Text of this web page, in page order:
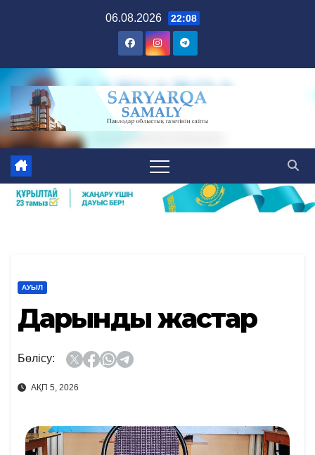
06.08.2026 22:08
АУЫЛ
Дарынды жастар
Бөлісу:
АҚП 5, 2026